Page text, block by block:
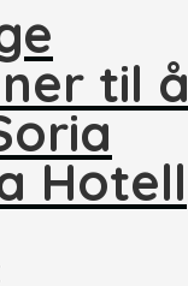
til å
Hotell